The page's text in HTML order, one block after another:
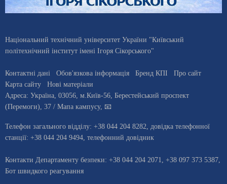
Національний технічний університет України "Київський
політехнічний інститут імені Ігоря Сікорського"
Контактні дані Обов'язкова інформація Бренд КПІ
Про сайт
Карта сайту
Нові матеріали
Адреса: Україна 03056 , м. Київ-56, Берестейський проспект
(Перемоги), 37 / Мапа кампусу, 📧
Телефон загального відділу: +38 044 204 8282 , довiдка телефонної
станцiї: +38 044 204 9494 телефонний довідник
Контакти Департаменту безпеки: +38 044 204 2071, +38 097 373 5387,
Бот швидкого реагування